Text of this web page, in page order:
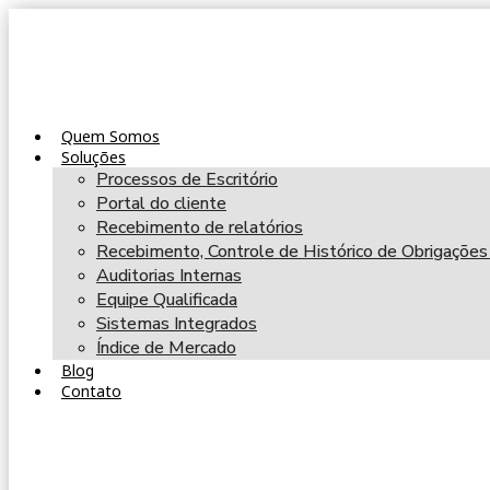
Quem Somos
Soluções
Processos de Escritório
Portal do cliente
Recebimento de relatórios
Recebimento, Controle de Histórico de
Auditorias Internas
Equipe Qualificada
Sistemas Integrados
Índice de Mercado
Blog
Contato